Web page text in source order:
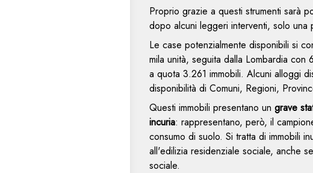
Proprio grazie a questi strumenti sarà
dopo alcuni leggeri interventi, solo una
Le case potenzialmente disponibili si
mila unità, seguita dalla Lombardia
a quota 3.261 immobili. Alcuni alloggi
disponibilità di Comuni, Regioni,
Questi immobili presentano un grave
incuria: rappresentano, però, il
consumo di suolo. Si tratta di immobili
all'edilizia residenziale sociale, anche
sociale.